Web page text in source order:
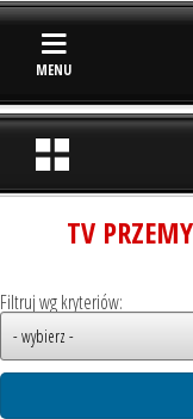
MENU
TV
Filtruj wg kryteriów: